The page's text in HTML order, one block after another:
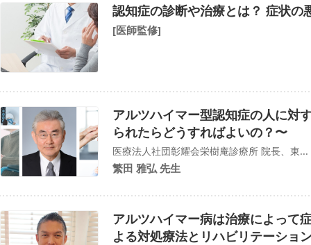
認知症の診断や治療とは？ 症状の
[医師監修]
アルツハイマー型認知症の人に対
られたらどうすればよいの？〜
医療法人社団彰耀会栄樹庵診療所 院長、東...
繁田 雅弘 先生
アルツハイマー病は治療によって
よる対処療法とリハビリテーショ